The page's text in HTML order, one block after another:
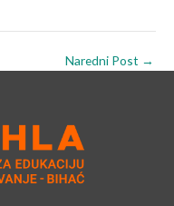
Naredni Post →